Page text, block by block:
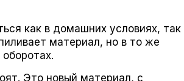
как в домашних условиях, так
материал, но в то же
Это новый материал, с